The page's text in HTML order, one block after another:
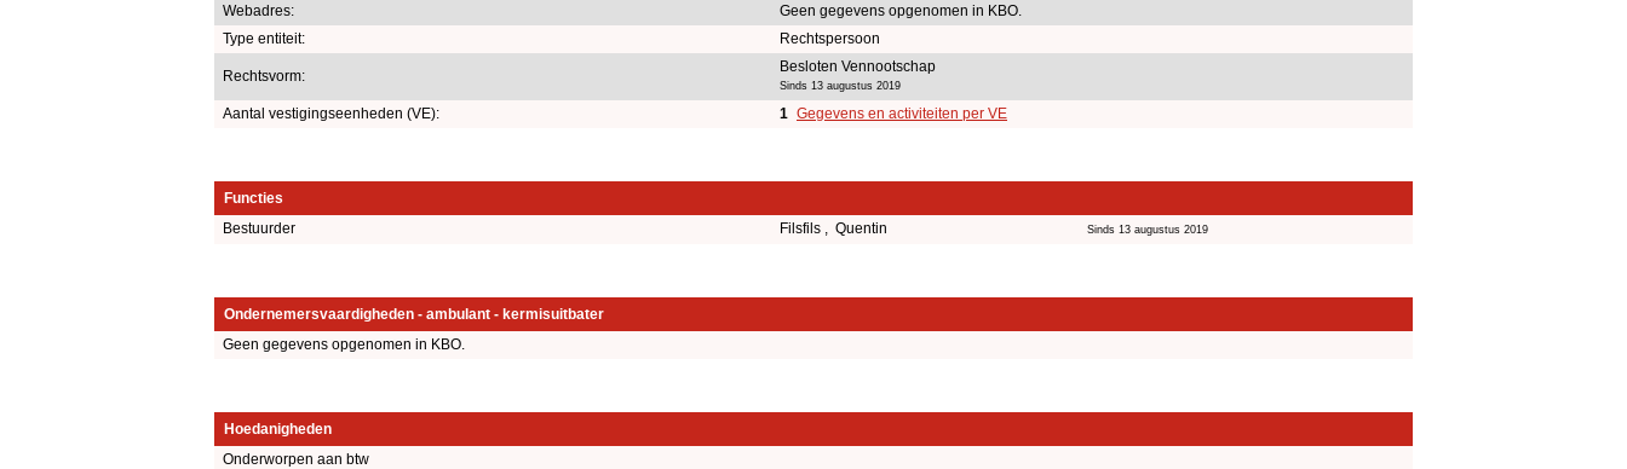
Webadres:
Geen gegevens opgenomen in KBO.
Type entiteit:
Rechtspersoon
Rechtsvorm:
Besloten Vennootschap
Sinds 13 augustus 2019
Aantal vestigingseenheden (VE): 1 Gegevens en activiteiten per VE
Functies
Bestuurder
Filsfils , Quentin Sinds 13 augustus 2019
Ondernemersvaardigheden - ambulant - kermisuitbater
Geen gegevens opgenomen in KBO.
Hoedanigheden
Onderworpen aan btw